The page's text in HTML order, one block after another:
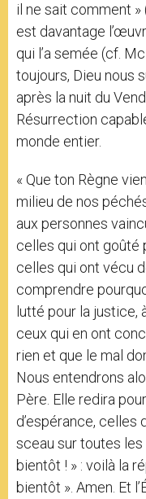
il ne sait comment »
est davantage
qui l’a semée (cf.
toujours, Dieu nous
après la nuit du
Résurrection
monde entier.
« Que ton Règne
milieu de nos
aux personnes
celles qui ont goûté
celles qui ont vécu
comprendre
lutté pour la justice,
ceux qui en ont
rien et que le mal
Nous entendrons
Père. Elle redira
d’espérance, celles
sceau sur toutes les
bientôt ! » : voilà la
bientôt ». Amen. Et